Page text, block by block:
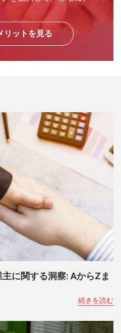
リットを見る
に関する洞察: AからZま
続きを読む